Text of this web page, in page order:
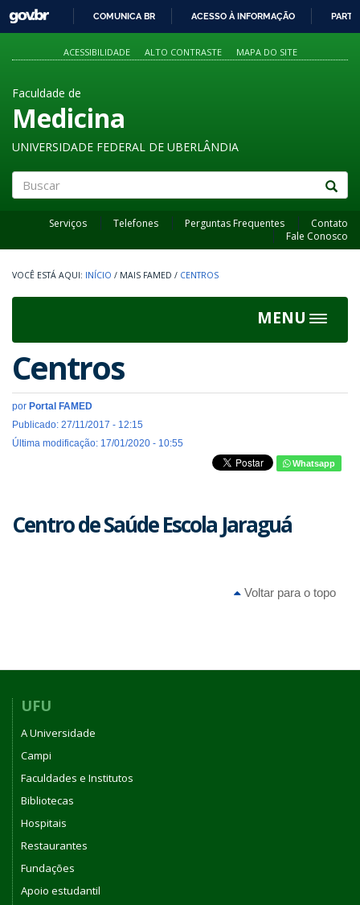
PARA
O
GOVBR
COMUNICA BR ACESSO À INFORMAÇÃO
ACESSIBILIDADE ALTO CONTRASTE MAPA DO SITE
Faculdade de
Medicina
UNIVERSIDADE FEDERAL DE UBERLÂNDIA
Serviços Telefones Perguntas Frequentes
Contato
Fale Conosco
INÍCIO / MAIS FAMED / CENTROS
MENU
Toggle
Centros
por Portal FAMED
Publicado: 27/11/2017 - 12:15
Última modificação: 17/01/2020 - 10:55
Whatsapp
Centro de Saúde Escola Jaraguá
Voltar para o topo
UFU
A Universidade
Campi
Faculdades e Institutos
Bibliotecas
Hospitais
Restaurantes
Fundações
Apoio estudantil